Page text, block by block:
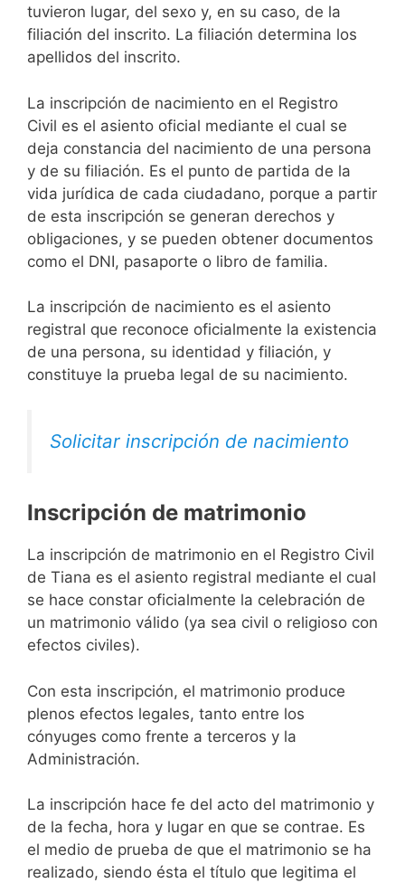
tuvieron lugar, del sexo y, en su caso, de la
filiación del inscrito. La filiación determina los
apellidos del inscrito.
La inscripción de nacimiento en el Registro
Civil es el asiento oficial mediante el cual se
deja constancia del nacimiento de una persona
y de su filiación. Es el punto de partida de la
vida jurídica de cada ciudadano, porque a partir
de esta inscripción se generan derechos y
obligaciones, y se pueden obtener documentos
como el DNI, pasaporte o libro de familia.
La inscripción de nacimiento es el asiento
registral que reconoce oficialmente la existencia
de una persona, su identidad y filiación, y
constituye la prueba legal de su nacimiento.
Solicitar inscripción de nacimiento
Inscripción de matrimonio
La inscripción de matrimonio en el Registro Civil
de Tiana es el asiento registral mediante el cual
se hace constar oficialmente la celebración de
un matrimonio válido (ya sea civil o religioso con
efectos civiles).
Con esta inscripción, el matrimonio produce
plenos efectos legales, tanto entre los
cónyuges como frente a terceros y la
Administración.
La inscripción hace fe del acto del matrimonio y
de la fecha, hora y lugar en que se contrae. Es
el medio de prueba de que el matrimonio se ha
realizado, siendo ésta el título que legitima el